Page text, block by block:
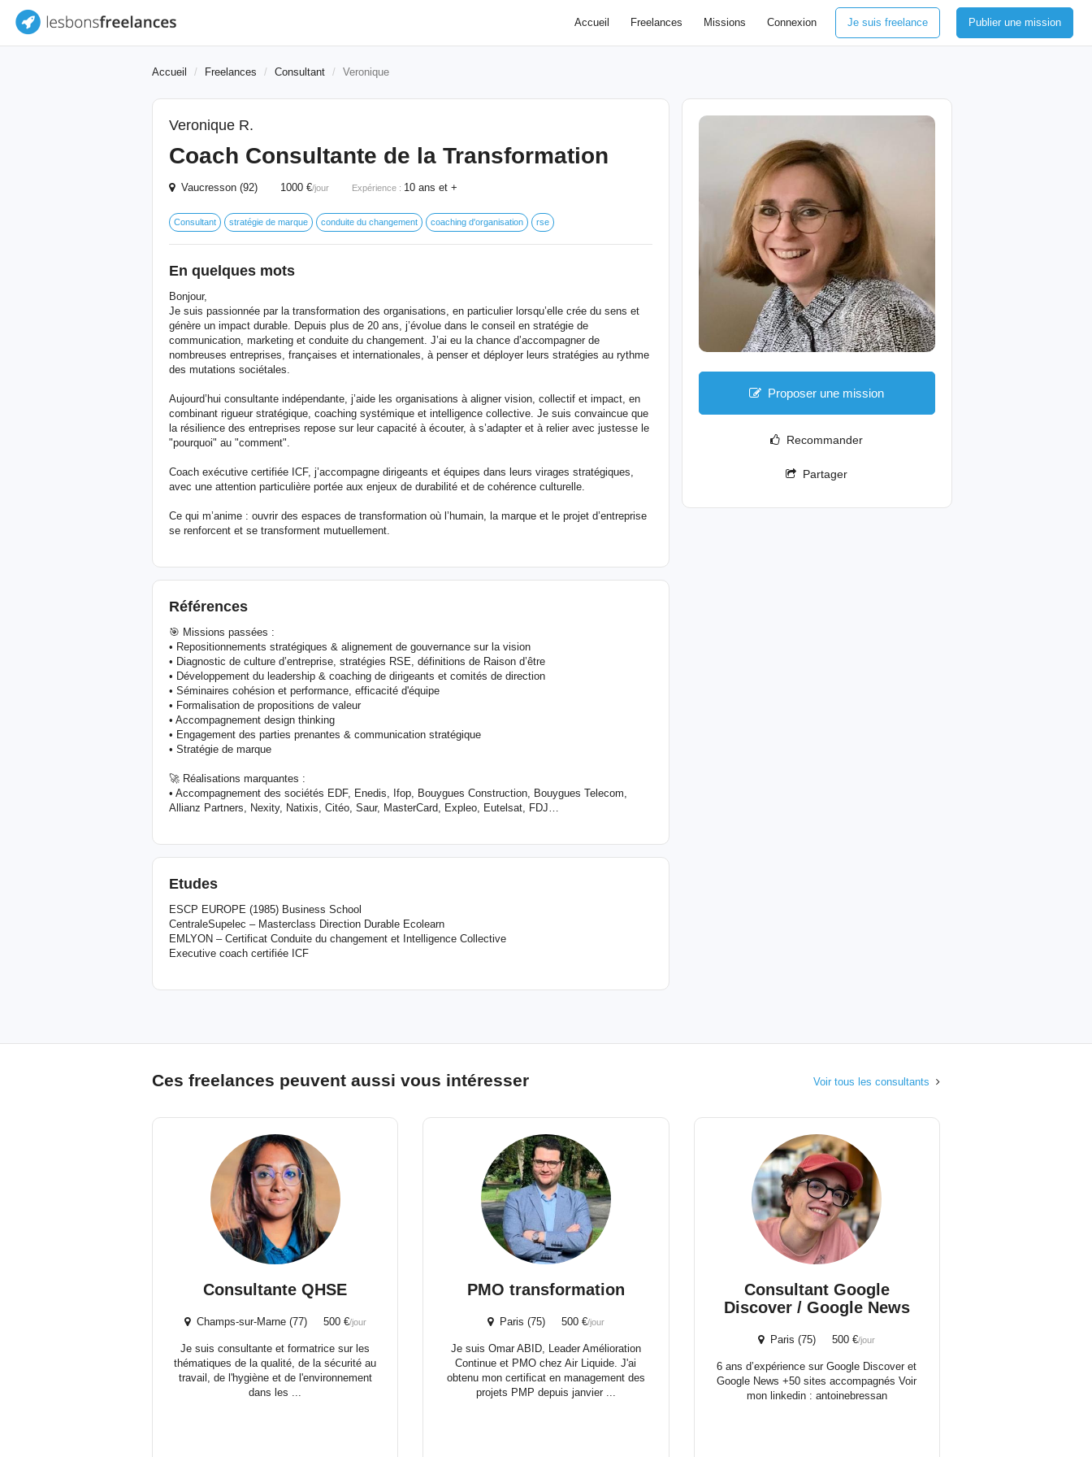
Accueil Freelances Missions Connexion Je suis freelance Publier une mission
Accueil Freelances Consultant Veronique
Veronique R.
Coach Consultante de la Transformation
Vaucresson (92) 1000 €/jour Expérience : 10 ans et +
Consultant stratégie de marque conduite du changement coaching d'organisation rse
En quelques mots
Bonjour,
Je suis passionnée par la transformation des organisations, en particulier lorsqu’elle crée du sens et
génère un impact durable. Depuis plus de 20 ans, j’évolue dans le conseil en stratégie de
communication, marketing et conduite du changement. J’ai eu la chance d’accompagner de
nombreuses entreprises, françaises et internationales, à penser et déployer leurs stratégies au rythme
des mutations sociétales.
Aujourd’hui consultante indépendante, j’aide les organisations à aligner vision, collectif et impact, en
combinant rigueur stratégique, coaching systémique et intelligence collective. Je suis convaincue que
la résilience des entreprises repose sur leur capacité à écouter, à s’adapter et à relier avec justesse le
"pourquoi" au "comment".
Coach exécutive certifiée ICF, j’accompagne dirigeants et équipes dans leurs virages stratégiques,
avec une attention particulière portée aux enjeux de durabilité et de cohérence culturelle.
Ce qui m’anime : ouvrir des espaces de transformation où l’humain, la marque et le projet d’entreprise
se renforcent et se transforment mutuellement.
Références
🎯 Missions passées :
• Repositionnements stratégiques & alignement de gouvernance sur la vision
• Diagnostic de culture d’entreprise, stratégies RSE, définitions de Raison d’être
• Développement du leadership & coaching de dirigeants et comités de direction
• Séminaires cohésion et performance, efficacité d'équipe
• Formalisation de propositions de valeur
• Accompagnement design thinking
• Engagement des parties prenantes & communication stratégique
• Stratégie de marque
🚀 Réalisations marquantes :
• Accompagnement des sociétés EDF, Enedis, Ifop, Bouygues Construction, Bouygues Telecom,
Allianz Partners, Nexity, Natixis, Citéo, Saur, MasterCard, Expleo, Eutelsat, FDJ…
Etudes
ESCP EUROPE (1985) Business School
CentraleSupelec – Masterclass Direction Durable Ecolearn
EMLYON – Certificat Conduite du changement et Intelligence Collective
Executive coach certifiée ICF
Proposer une mission
Recommander
Partager
Ces freelances peuvent aussi vous intéresser Voir tous les consultants
Consultante QHSE
Champs-sur-Marne (77) 500 €/jour
Je suis consultante et formatrice sur les
thématiques de la qualité, de la sécurité au
travail, de l'hygiène et de l'environnement
dans les ...
PMO transformation
Paris (75) 500 €/jour
Je suis Omar ABID, Leader Amélioration
Continue et PMO chez Air Liquide. J'ai
obtenu mon certificat en management des
projets PMP depuis janvier ...
Consultant Google
Discover / Google News
Paris (75) 500 €/jour
6 ans d’expérience sur Google Discover et
Google News +50 sites accompagnés Voir
mon linkedin : antoinebressan